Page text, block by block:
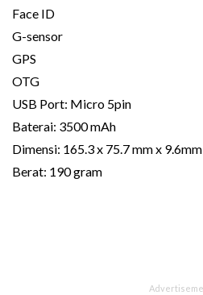
Face ID
G-sensor
GPS
OTG
USB Port: Micro 5pin
Baterai: 3500 mAh
Dimensi: 165.3 x 75.7 mm x 9.6mm
Berat: 190 gram